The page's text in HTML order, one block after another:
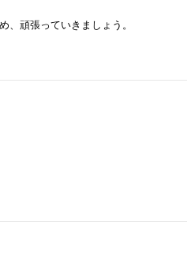
、頑張っていきましょう。